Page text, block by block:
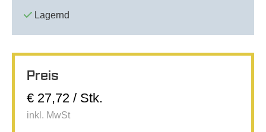
Lagernd
Preis
€ 27,72 / Stk.
inkl. MwSt